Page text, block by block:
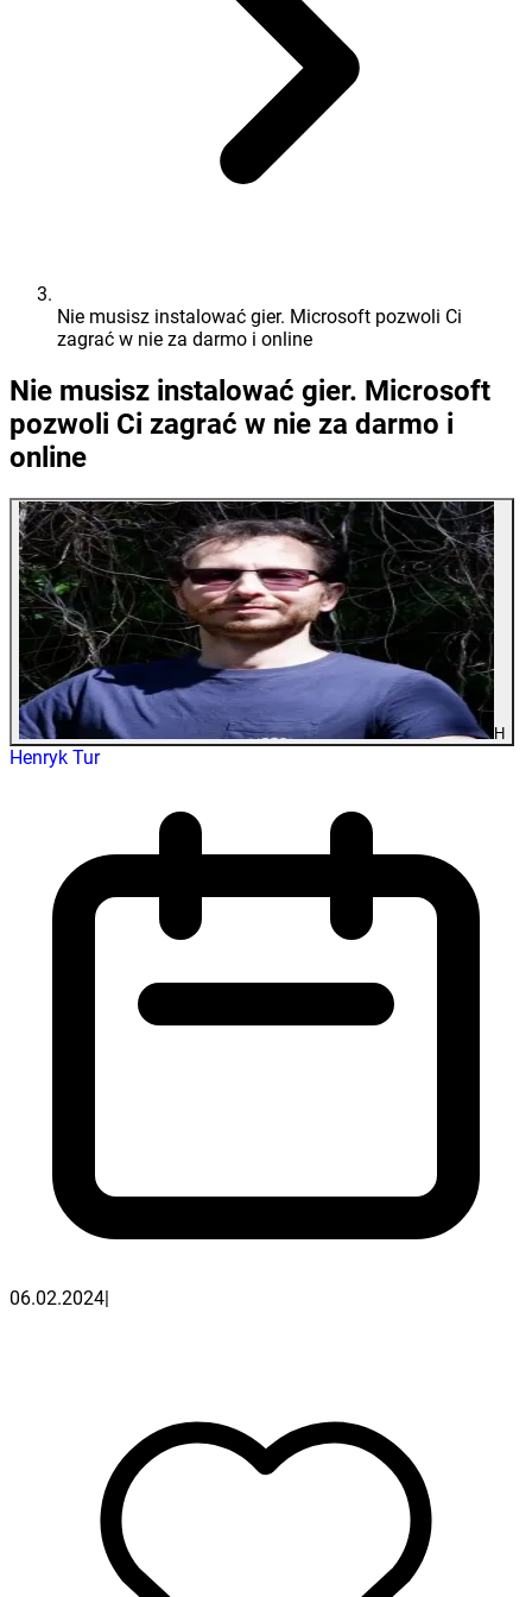
Nie musisz instalować gier. Microsoft pozwoli Ci
zagrać w nie za darmo i online
Nie musisz instalować gier. Microsoft
pozwoli Ci zagrać w nie za darmo i
online
H
Henryk Tur
06.02.2024|